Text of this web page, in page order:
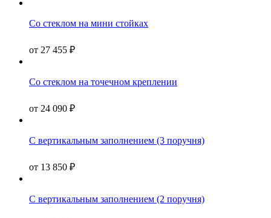
Со стеклом на мини стойках
от 27 455 ₽
Со стеклом на точечном креплении
от 24 090 ₽
С вертикальным заполнением (3 поручня)
от 13 850 ₽
С вертикальным заполнением (2 поручня)